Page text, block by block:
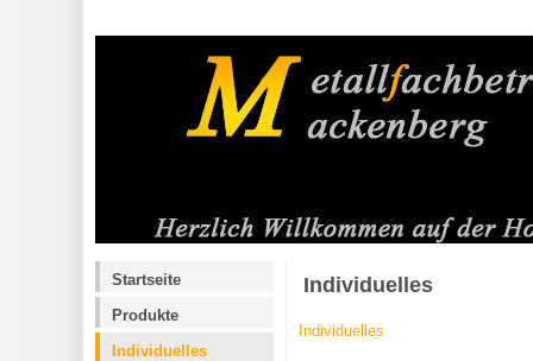
Startseite
Produkte
Individuelles
Individuelles
Individuelles